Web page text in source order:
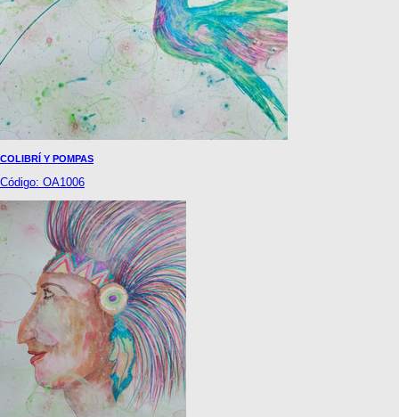
COLIBRÍ Y POMPAS
Código: OA1006